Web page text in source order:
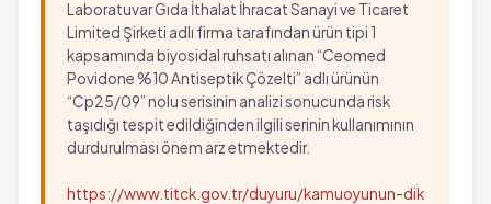
Laboratuvar Gıda İthalat İhracat Sanayi ve Ticaret
Limited Şirketi adlı firma tarafından ürün tipi 1
kapsamında biyosidal ruhsatı alınan “Ceomed
Povidone %10 Antiseptik Çözelti” adlı ürünün
“Cp25/09” nolu serisinin analizi sonucunda risk
taşıdığı tespit edildiğinden ilgili serinin kullanımının
durdurulması önem arz etmektedir.
https://www.titck.gov.tr/duyuru/kamuoyunun-dik